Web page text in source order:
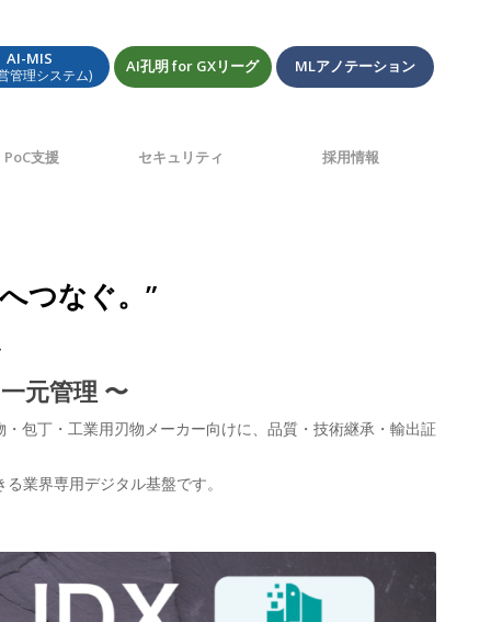
AI-MIS
管理システム) AI孔明 for GXリーグ MLアノテーション
支援 セキュリティ 採用情報
つなぐ。”
元管理 〜
包丁・工業用刃物メーカー向けに、品質・技術継承・輸出証
業界専用デジタル基盤です。